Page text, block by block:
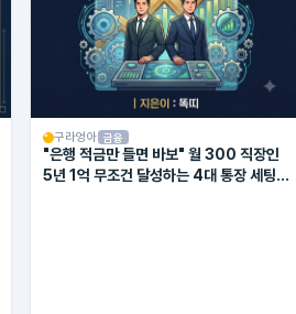
구라엉아 금융
"은행 적금만 들면 바보" 월 300 직장인
5년 1억 무조건 달성하는 4대 통장 세팅법